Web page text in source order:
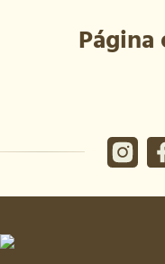
Página